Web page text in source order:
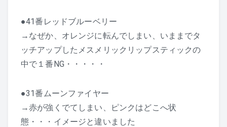
●41番レッドブルーベリー
→なぜか、オレンジに転んでしまい、いままでタ
ッチアップしたメスメリックリップスティックの
中で１番NG・・・・・
●31番ムーンファイヤー
→赤が強くでてしまい、ピンクはどこへ状
態・・・イメージと違いました